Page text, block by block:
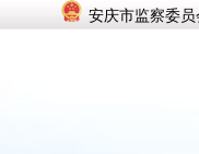
安庆市监察委